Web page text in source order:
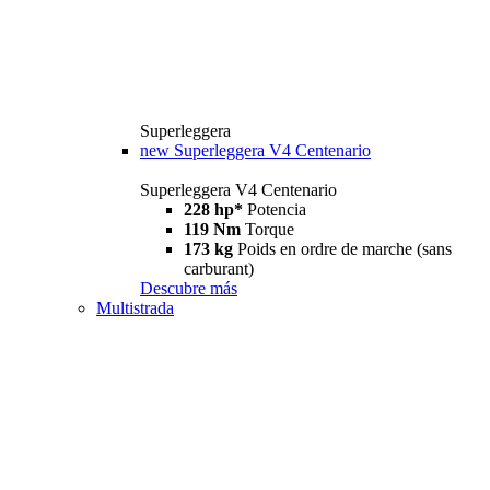
Superleggera
new Superleggera V4 Centenario
Superleggera V4 Centenario
228 hp* Potencia
119 Nm Torque
173 kg Poids en ordre de marche (sans
carburant)
Descubre más
Multistrada